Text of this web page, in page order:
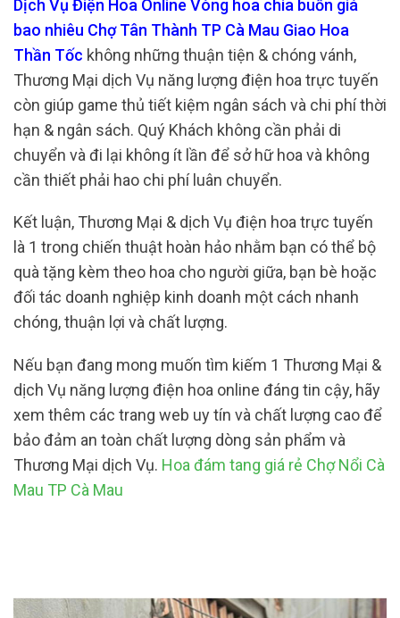
Dịch Vụ Điện Hoa Online Vòng hoa chia buồn giá
bao nhiêu Chợ Tân Thành TP Cà Mau Giao Hoa
Thần Tốc không những thuận tiện & chóng vánh,
Thương Mại dịch Vụ năng lượng điện hoa trực tuyến
còn giúp game thủ tiết kiệm ngân sách và chi phí thời
hạn & ngân sách. Quý Khách không cần phải di
chuyển và đi lại không ít lần để sở hữ hoa và không
cần thiết phải hao chi phí luân chuyển.
Kết luận, Thương Mại & dịch Vụ điện hoa trực tuyến
là 1 trong chiến thuật hoàn hảo nhằm bạn có thể bộ
quà tặng kèm theo hoa cho người giữa, bạn bè hoặc
đối tác doanh nghiệp kinh doanh một cách nhanh
chóng, thuận lợi và chất lượng.
Nếu bạn đang mong muốn tìm kiếm 1 Thương Mại &
dịch Vụ năng lượng điện hoa online đáng tin cậy, hãy
xem thêm các trang web uy tín và chất lượng cao để
bảo đảm an toàn chất lượng dòng sản phẩm và
Thương Mại dịch Vụ. Hoa đám tang giá rẻ Chợ Nổi Cà
Mau TP Cà Mau